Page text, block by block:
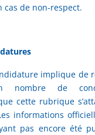
cas de non-respect.
implique de
nombre de
cette rubrique
informations
pas encore été